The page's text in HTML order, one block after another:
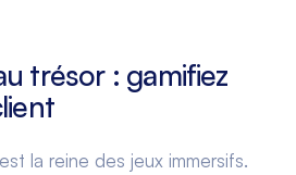
trésor : gamifiez
la reine des jeux immersifs.